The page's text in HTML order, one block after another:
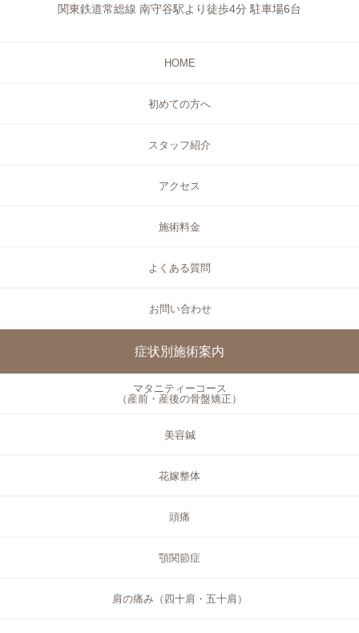
関東鉄道常総線 南守谷駅より徒歩4分 駐車場6台
HOME
初めての方へ
スタッフ紹介
アクセス
施術料金
よくある質問
お問い合わせ
症状別施術案内
マタニティーコース
（産前・産後の骨盤矯正）
美容鍼
花嫁整体
頭痛
顎関節症
肩の痛み（四十肩・五十肩）